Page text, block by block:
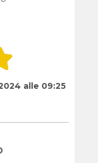
alle 09:25